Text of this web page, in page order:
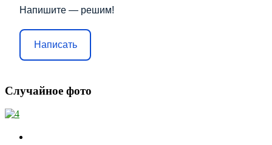
Напишите — решим!
Написать
Случайное фото